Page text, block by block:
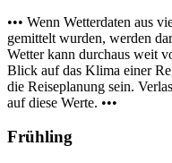
••• Wenn Wetterdaten aus
gemittelt wurden, werden
Wetter kann durchaus weit
Blick auf das Klima einer
die Reiseplanung sein.
auf diese Werte. •••
Frühling